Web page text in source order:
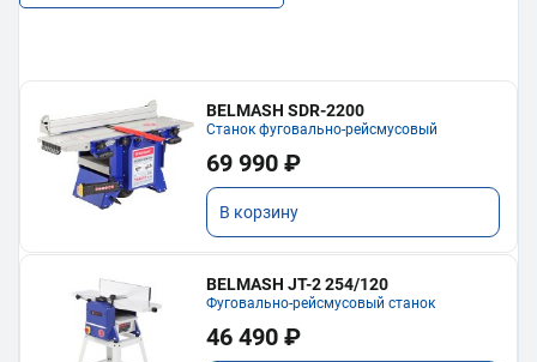
BELMASH SDR-2200
Станок фуговально-рейсмусовый
69 990 ₽
В корзину
BELMASH JT-2 254/120
Фуговально-рейсмусовый станок
46 490 ₽